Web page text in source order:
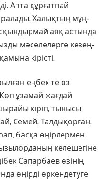
Апта құрғатпай
Халықтың мұң-
аяқ астында
мәселелерге ке­зең-
кірісті.
еңбек те өз
ұзамай жағдай
кіріп, тынысы
Семей, Талдықорған,
басқа өңірлермен
ке­ле­шегіне
Сапарбаев өзінің
өңірді өркендетуге